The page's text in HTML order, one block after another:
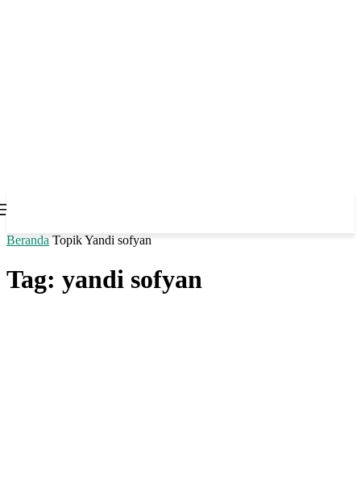
Beranda TopikYandi sofyan
Tag: yandi sofyan